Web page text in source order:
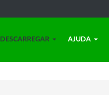
DESCARREGAR AJUDA